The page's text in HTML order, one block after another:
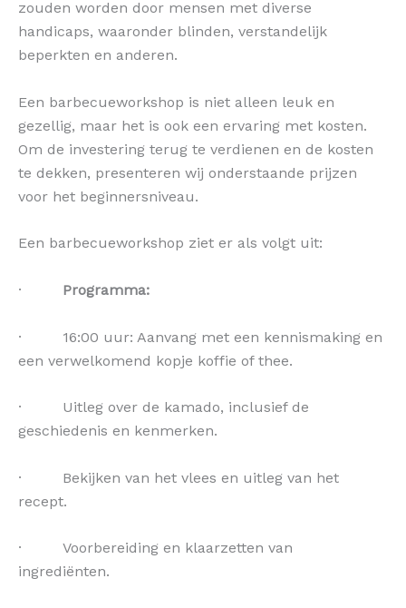
zouden worden door mensen met diverse
handicaps, waaronder blinden, verstandelijk
beperkten en anderen.
Een barbecueworkshop is niet alleen leuk en
gezellig, maar het is ook een ervaring met kosten.
Om de investering terug te verdienen en de kosten
te dekken, presenteren wij onderstaande prijzen
voor het beginnersniveau.
Een barbecueworkshop ziet er als volgt uit:
· Programma:
· 16:00 uur: Aanvang met een kennismaking en
een verwelkomend kopje koffie of thee.
· Uitleg over de kamado, inclusief de
geschiedenis en kenmerken.
· Bekijken van het vlees en uitleg van het
recept.
· Voorbereiding en klaarzetten van
ingrediënten.